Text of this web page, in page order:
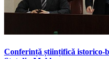
Conferință științifică istorico-